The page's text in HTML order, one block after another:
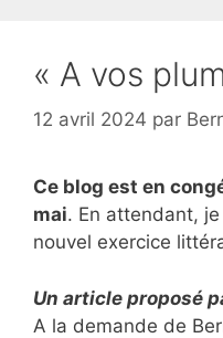
« A vos
12 avril 2024 par
Ce blog est en
mai. En attendant,
nouvel exercice
Un article proposé
A la demande de